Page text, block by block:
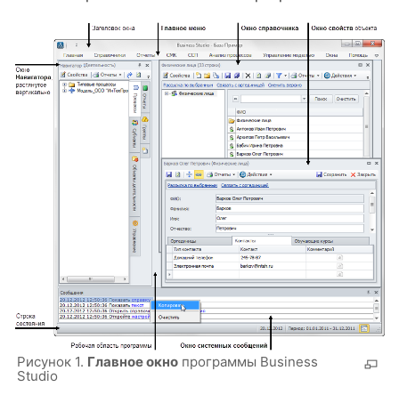
Рисунок 1. Главное окно программы Business
Studio